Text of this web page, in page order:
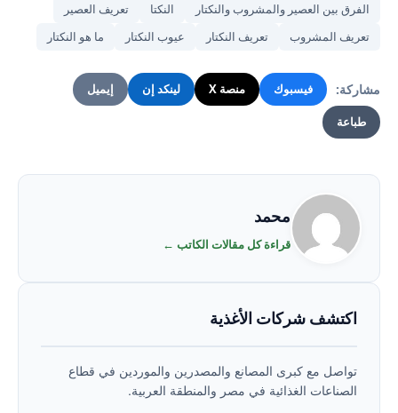
الفرق بين العصير والمشروب والنكتار
النكتا
تعريف العصير
تعريف المشروب
تعريف النكتار عيوب النكتار ما هو النكتار
مشاركة: فيسبوك منصة X لينكد إن إيميل
طباعة
محمد
قراءة كل مقالات الكاتب ←
اكتشف شركات الأغذية
تواصل مع كبرى المصانع والمصدرين والموردين في قطاع
الصناعات الغذائية في مصر والمنطقة العربية.